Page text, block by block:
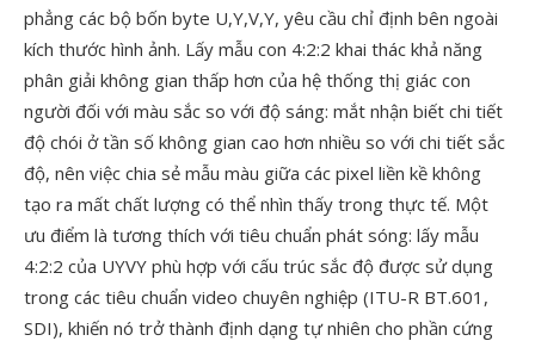
phẳng các bộ bốn byte U,Y,V,Y, yêu cầu chỉ định bên ngoài
kích thước hình ảnh. Lấy mẫu con 4:2:2 khai thác khả năng
phân giải không gian thấp hơn của hệ thống thị giác con
người đối với màu sắc so với độ sáng: mắt nhận biết chi tiết
độ chói ở tần số không gian cao hơn nhiều so với chi tiết sắc
độ, nên việc chia sẻ mẫu màu giữa các pixel liền kề không
tạo ra mất chất lượng có thể nhìn thấy trong thực tế. Một
ưu điểm là tương thích với tiêu chuẩn phát sóng: lấy mẫu
4:2:2 của UYVY phù hợp với cấu trúc sắc độ được sử dụng
trong các tiêu chuẩn video chuyên nghiệp (ITU-R BT.601,
SDI), khiến nó trở thành định dạng tự nhiên cho phần cứng